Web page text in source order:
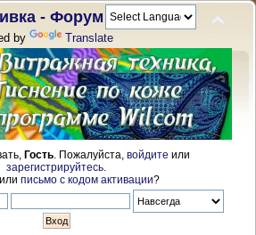
- Форум
by Translate
Гость. Пожалуйста, войдите или
зарегистрируйтесь
письмо с кодом активации?